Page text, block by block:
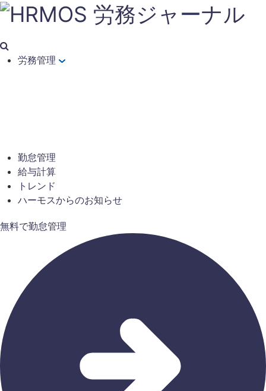
労務管理
勤怠管理
給与計算
トレンド
ハーモスからのお知らせ
無料で勤怠管理